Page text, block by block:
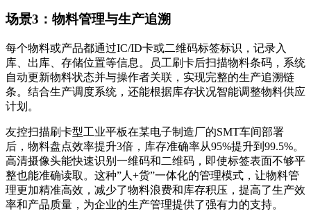
场景3：物料管理与生产追溯
每个物料或产品都通过IC/ID卡或二维码标签标识，记录入
库、出库、存储位置等信息。员工刷卡后扫描物料条码，系统
自动更新物料状态并与操作者关联，实现完整的生产追溯链
条。结合生产调度系统，还能根据库存状况智能调整物料供应
计划。
友控扫描刷卡型工业平板在某电子制造厂的SMT车间部署
后，物料盘点效率提升3倍，库存准确率从95%提升到99.5%。
高清摄像头能快速识别一维码和二维码，即使标签表面不够平
整也能准确读取。这种”人+货”一体化的管理模式，让物料管
理更加精准高效，减少了物料浪费和库存积压，提高了生产效
率和产品质量，为企业的生产管理提供了强有力的支持。